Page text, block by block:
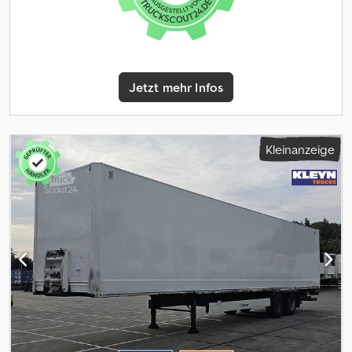
Schäden: keines = Firmeninformationen = Kleyn Trucks ist einer
der weltgrößten unabhängigen Handel mit gebrauchten
Fahrzeugen. Hier können Sie aus einer ständig wechselnden
wählen. Unser Angebot umfasst alle europäischen Marken der
Baujahre und Preisklassen. Warum Sie bei Kleyn Trucks kaufen?
Einfach! • Großer, sich schnell ändernder • Erkennbare Qualität •
Sprachen • Wir verstehen unsere Kunden • Betreuung von
Einfuhr und Transport • (Ausfuhr-)Kennzeichen sind schnell
geregelt • Fachkundige technische Dienstleistungen • Die
Sicherheit „erkennbarer Qualität“ Cjdpfx Aozr Uy Hjbgsrf • Und
mehr.... Besuchen Sie bitte unsere Website für spezielle Angebote
und vollständige Vorrat: Leasing über Kleyn Trucks ist möglich in
den meisten europäischen Ländern! Berechnen Sie schnell Ihre
leasingrate und senden Sie eine Anfrage über unsere Website.
Fragen Sie direkt nach unserem europäischen Garantie paket.
Jetzt mehr Infos
Kleinanzeige